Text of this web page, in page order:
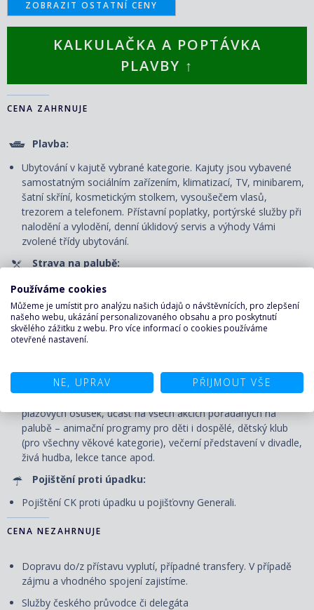
ZOBRAZIT OSTATNÍ CENY
KALKULAČKA A POPTÁVKA
PLAVBY ↑
CENA ZAHRNUJE
Plavba:
Ubytování v kajutě vybrané kategorie. Kajuty jsou vybavené
samostatným sociálním zařízením, klimatizací, TV, minibarem,
šatní skříní, kosmetickým stolkem, vysoušečem vlasů,
trezorem a telefonem. Přístavní poplatky, portýrské služby při
nalodění a vylodění, denní úklidový servis a výhody Vámi
zvolené třídy ubytování.
Strava na palubě:
Plná penze - snídaně, obědy a večeře v servírované či
bufetové restauraci.
Nápoje pouze v bufetové restauraci: voda, káva, čaj u snídaně
a u svačiny v odpoledních hodinách, u oběda a večeře voda.
Volné využití veřejných prostor - bazénu, vířivek, fitness centra
plážových osušek, účast na všech akcích pořádaných na
palubě – animační programy pro děti i dospělé, dětský klub
(pro všechny věkové kategorie), večerní představení v divadle,
živá hudba, lekce tance apod.
Pojištění proti úpadku:
Pojištění CK proti úpadku u pojišťovny Generali.
CENA NEZAHRNUJE
Dopravu do/z přístavu vyplutí, případné transfery. V případě
zájmu a vhodného spojení zajistíme.
Služby českého průvodce či delegáta
Používáme cookies
Můžeme je umístit pro analýzu našich údajů o návštěvnících, pro zlepšení
našeho webu, ukázání personalizovaného obsahu a pro poskytnutí
skvělého zážitku z webu. Pro více informací o cookies používáme
otevřené nastavení.
NE, UPRAV PŘIJMOUT VŠE